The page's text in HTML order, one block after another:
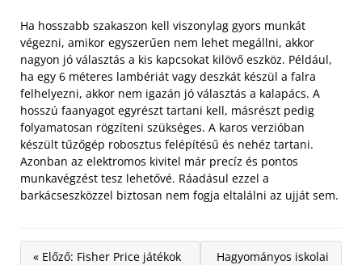
Ha hosszabb szakaszon kell viszonylag gyors munkát
végezni, amikor egyszerűen nem lehet megállni, akkor
nagyon jó választás a kis kapcsokat kilövő eszköz. Például,
ha egy 6 méteres lambériát vagy deszkát készül a falra
felhelyezni, akkor nem igazán jó választás a kalapács. A
hosszú faanyagot egyrészt tartani kell, másrészt pedig
folyamatosan rögzíteni szükséges. A karos verzióban
készült tűzőgép robosztus felépítésű és nehéz tartani.
Azonban az elektromos kivitel már precíz és pontos
munkavégzést tesz lehetővé. Ráadásul ezzel a
barkácseszközzel biztosan nem fogja eltalálni az ujját sem.
« Előző: Fisher Price játékok
Hagyományos iskolai